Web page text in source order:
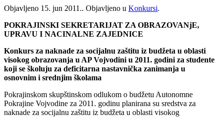
Objavljeno 15. jun 2011.. Objavljeno u Konkursi.
POKRAJINSKI SEKRETARIJAT ZA OBRAZOVANjE,
UPRAVU I NACINALNE ZAJEDNICE
Konkurs za naknade za socijalnu zaštitu iz budžeta u oblasti
visokog obrazovanja u AP Vojvodini u 2011. godini za studente
koji se školuju za deficitarna nastavnička zanimanja u
osnovnim i srednjim školama
Pokrajinskom skupštinskom odlukom o budžetu Autonomne
Pokrajine Vojvodine za 2011. godinu planirana su sredstva za
naknade za socijalnu zaštitu iz budžeta u oblasti visokog